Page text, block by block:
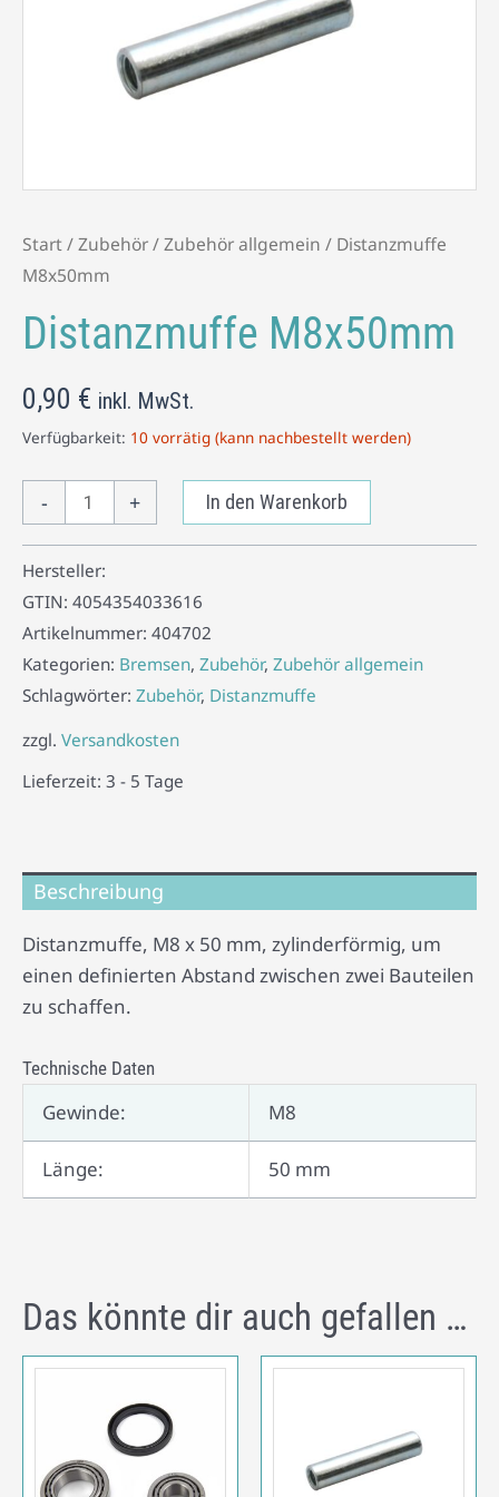
Start/Zubehör/Zubehör allgemein / Distanzmuffe
M8x50mm
Distanzmuffe M8x50mm
0,90 € inkl. MwSt.
Verfügbarkeit: 10 vorrätig (kann nachbestellt werden)
- + In den Warenkorb
Hersteller:
GTIN: 4054354033616
Artikelnummer: 404702
Kategorien: Bremsen, Zubehör, Zubehör allgemein
Schlagwörter: Zubehör, Distanzmuffe
zzgl. Versandkosten
Lieferzeit: 3 - 5 Tage
Beschreibung
Distanzmuffe, M8 x 50 mm, zylinderförmig, um
einen definierten Abstand zwischen zwei Bauteilen
zu schaffen.
Technische Daten
Gewinde: M8
Länge: 50 mm
Das könnte dir auch gefallen …